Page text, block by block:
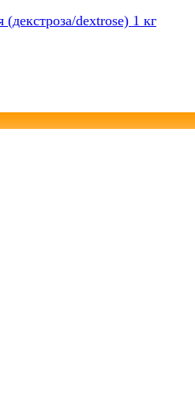
(декстроза/dextrose) 1 кг